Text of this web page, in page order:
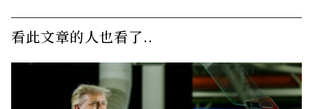
看此文章的人也看了..